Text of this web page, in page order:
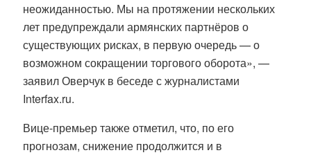
неожиданностью. Мы на протяжении нескольких
лет предупреждали армянских партнёров о
существующих рисках, в первую очередь — о
возможном сокращении торгового оборота», —
заявил Оверчук в беседе с журналистами
Interfax.ru.
Вице-премьер также отметил, что, по его
прогнозам, снижение продолжится и в